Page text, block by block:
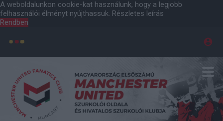
A weboldalunkon cookie-kat használunk, hogy a legjobb
felhasználói élményt nyújthassuk. Részletes leírás
Rendben